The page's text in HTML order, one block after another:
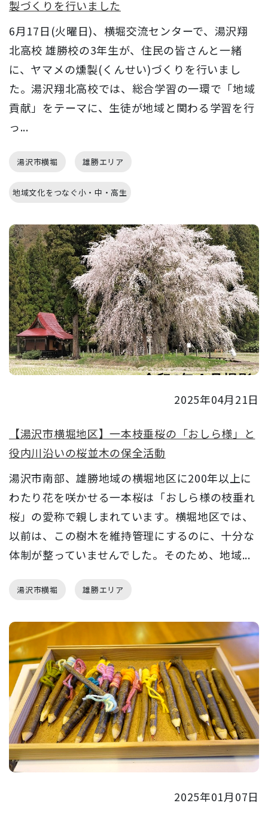
製づくりを行いました
6月17日(火曜日)、横堀交流センターで、湯沢翔
北高校 雄勝校の3年生が、住民の皆さんと一緒
に、ヤマメの燻製(くんせい)づくりを行いまし
た。湯沢翔北高校では、総合学習の一環で「地域
貢献」をテーマに、生徒が地域と関わる学習を行
っ...
湯沢市横堀 雄勝エリア
地域文化をつなぐ小・中・高生
2025年04月21日
【湯沢市横堀地区】一本枝垂桜の「おしら様」と
役内川沿いの桜並木の保全活動
湯沢市南部、雄勝地域の横堀地区に200年以上に
わたり花を咲かせる一本桜は「おしら様の枝垂れ
桜」の愛称で親しまれています。横堀地区では、
以前は、この樹木を維持管理にするのに、十分な
体制が整っていませんでした。そのため、地域...
湯沢市横堀 雄勝エリア
2025年01月07日